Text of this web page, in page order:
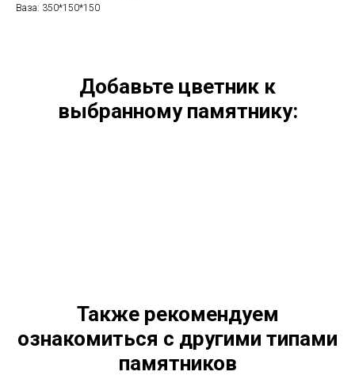
Ваза: 350*150*150
Добавьте цветник к
выбранному памятнику:
Также рекомендуем
ознакомиться с другими типами
памятников